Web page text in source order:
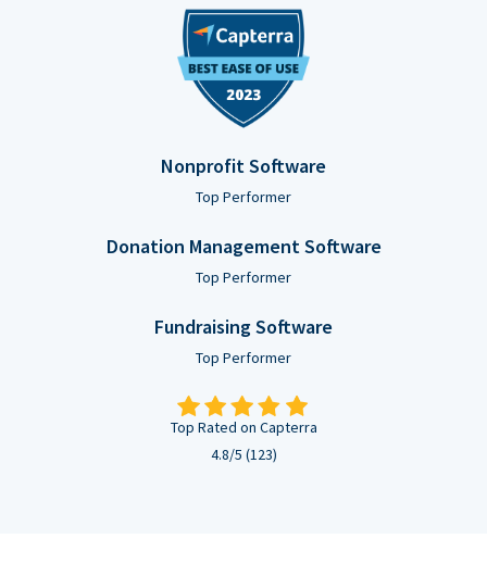
Nonprofit Software
Top Performer
Donation Management Software
Top Performer
Fundraising Software
Top Performer
Top Rated on Capterra
4.8/5 (123)